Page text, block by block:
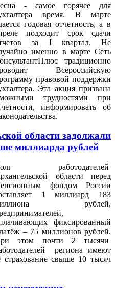
- самое горячее для
время. В марте
годовая отчетность, а в
подходит срок сдачи
за I квартал. Не
именно в марте Сеть
традиционно
Всероссийскую
правовой поддержки
Эта акция призвана
трудностями при
информировать об
области задолжали
миллиарда рублей
работодателей
области перед
фондом России
1 миллиард 183
рублей,
фиксированный
– 75 миллионов рублей.
этом почти 2 тысячи
региона имеют
страхование свыше 10 тысяч